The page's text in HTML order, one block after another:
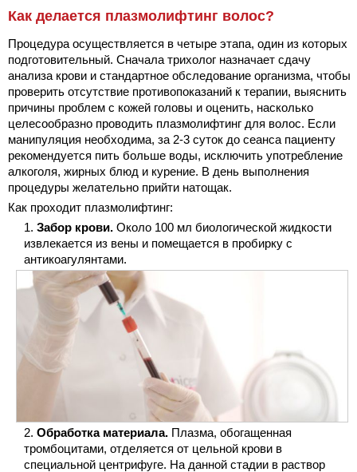
Как делается плазмолифтинг волос?
Процедура осуществляется в четыре этапа, один из которых
подготовительный. Сначала трихолог назначает сдачу
анализа крови и стандартное обследование организма, чтобы
проверить отсутствие противопоказаний к терапии, выяснить
причины проблем с кожей головы и оценить, насколько
целесообразно проводить плазмолифтинг для волос. Если
манипуляция необходима, за 2-3 суток до сеанса пациенту
рекомендуется пить больше воды, исключить употребление
алкоголя, жирных блюд и курение. В день выполнения
процедуры желательно прийти натощак.
Как проходит плазмолифтинг:
Забор крови. Около 100 мл биологической жидкости
извлекается из вены и помещается в пробирку с
антикоагулянтами.
Обработка материала. Плазма, обогащенная
тромбоцитами, отделяется от цельной крови в
специальной центрифуге. На данной стадии в раствор